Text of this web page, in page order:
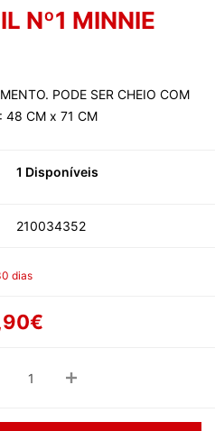
Nº1 MINNIE
PODE SER CHEIO COM
48 CM x 71 CM
1 Disponíveis
210034352
dias